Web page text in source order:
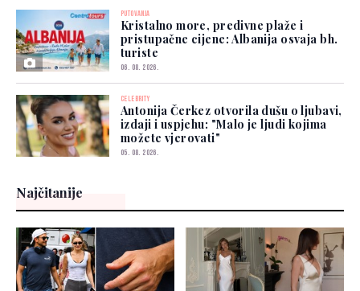
PUTOVANJA
Kristalno more, predivne plaže i
pristupačne cijene: Albanija osvaja bh.
turiste
06. 08. 2026.
CELEBRITY
Antonija Čerkez otvorila dušu o ljubavi,
izdaji i uspjehu: "Malo je ljudi kojima
možete vjerovati"
05. 08. 2026.
Najčitanije